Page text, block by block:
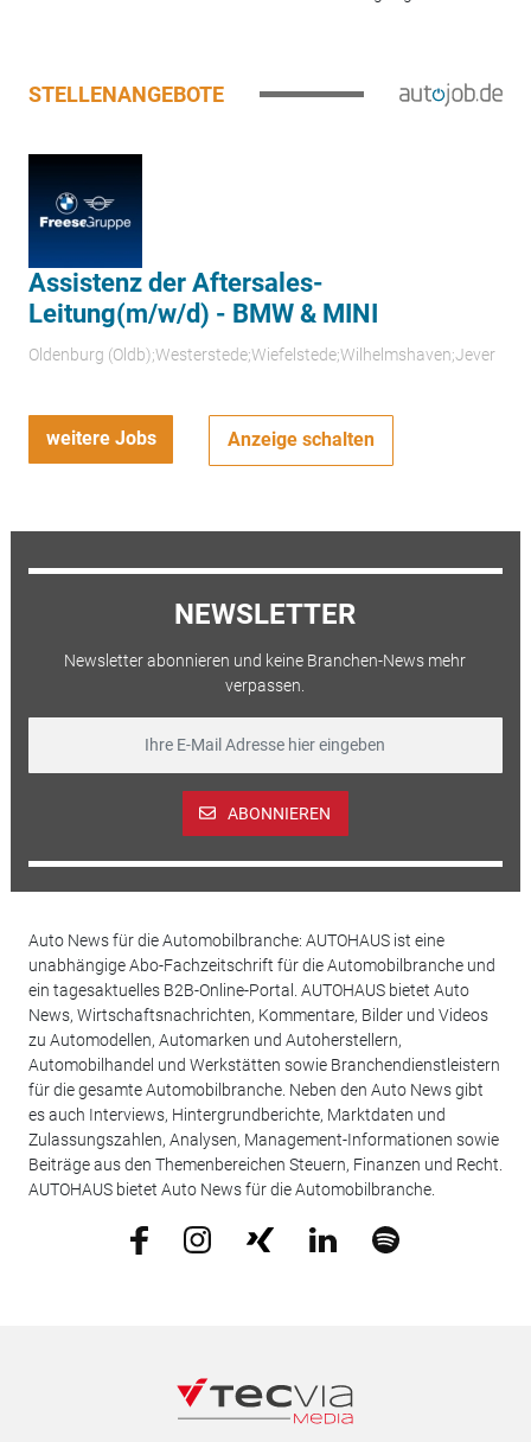
STELLENANGEBOTE
Assistenz der Aftersales-
Leitung(m/w/d) - BMW & MINI
Oldenburg (Oldb);Westerstede;Wiefelstede;Wilhelmshaven;Jever
weitere Jobs Anzeige schalten
NEWSLETTER
Newsletter abonnieren und keine Branchen-News mehr
verpassen.
ABONNIEREN
Auto News für die Automobilbranche: AUTOHAUS ist eine
unabhängige Abo-Fachzeitschrift für die Automobilbranche und
ein tagesaktuelles B2B-Online-Portal. AUTOHAUS bietet Auto
News, Wirtschaftsnachrichten, Kommentare, Bilder und Videos
zu Automodellen, Automarken und Autoherstellern,
Automobilhandel und Werkstätten sowie Branchendienstleistern
für die gesamte Automobilbranche. Neben den Auto News gibt
es auch Interviews, Hintergrundberichte, Marktdaten und
Zulassungszahlen, Analysen, Management-Informationen sowie
Beiträge aus den Themenbereichen Steuern, Finanzen und Recht.
AUTOHAUS bietet Auto News für die Automobilbranche.